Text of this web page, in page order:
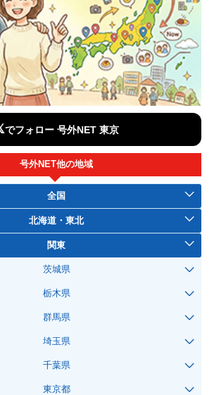
でフォロー 号外NET 東京
号外NET他の地域
全国
北海道・東北
関東
茨城県
栃木県
群馬県
埼玉県
千葉県
東京都